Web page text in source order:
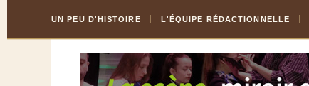
Content
la
UN PEU D'HISTOIRE L'ÉQUIPE RÉDACTIONNELLE